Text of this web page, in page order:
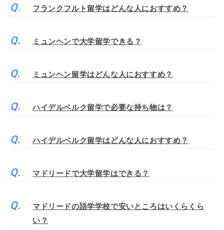
フランクフルト留学はどんな人におすすめ？
ミュンヘンで大学留学できる？
ミュンヘン留学はどんな人におすすめ？
ハイデルベルク留学で必要な持ち物は？
ハイデルベルク留学はどんな人におすすめ？
マドリードで大学留学はできる？
マドリードの語学学校で安いところはいくらくら
い？